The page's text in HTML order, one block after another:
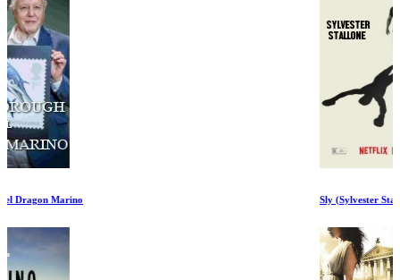
Sly (Sylvester Stallone)